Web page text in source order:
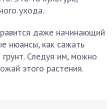
ухода.
даже начинающий
нюансы, как сажать
Следуя им, можно
этого растения.